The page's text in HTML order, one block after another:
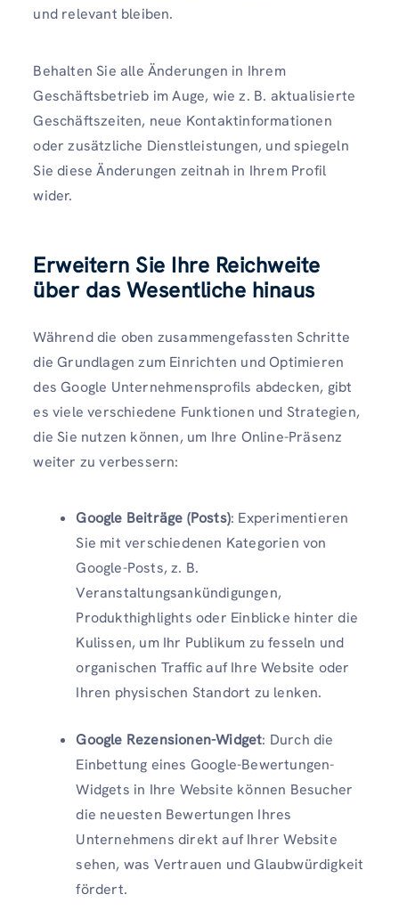
und relevant bleiben.
Behalten Sie alle Änderungen in Ihrem
Geschäftsbetrieb im Auge, wie z. B. aktualisierte
Geschäftszeiten, neue Kontaktinformationen
oder zusätzliche Dienstleistungen, und spiegeln
Sie diese Änderungen zeitnah in Ihrem Profil
wider.
Erweitern Sie Ihre Reichweite
über das Wesentliche hinaus
Während die oben zusammengefassten Schritte
die Grundlagen zum Einrichten und Optimieren
des Google Unternehmensprofils abdecken, gibt
es viele verschiedene Funktionen und Strategien,
die Sie nutzen können, um Ihre Online-Präsenz
weiter zu verbessern:
Google Beiträge (Posts): Experimentieren
Sie mit verschiedenen Kategorien von
Google-Posts, z. B.
Veranstaltungsankündigungen,
Produkthighlights oder Einblicke hinter die
Kulissen, um Ihr Publikum zu fesseln und
organischen Traffic auf Ihre Website oder
Ihren physischen Standort zu lenken.
Google Rezensionen-Widget: Durch die
Einbettung eines Google-Bewertungen-
Widgets in Ihre Website können Besucher
die neuesten Bewertungen Ihres
Unternehmens direkt auf Ihrer Website
sehen, was Vertrauen und Glaubwürdigkeit
fördert.